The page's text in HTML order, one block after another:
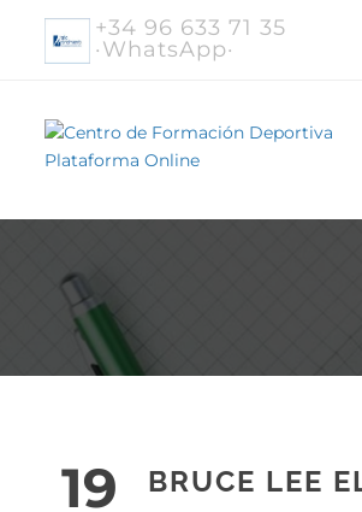
+34 96 633 71 35
·WhatsApp·
19 BRUCE LEE